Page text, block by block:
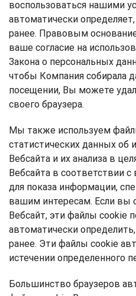
воспользоваться нашими
автоматически
ранее. Правовым
ваше согласие на
Закона о персональных
чтобы Компания собирала
посещении, Вы можете
своего браузера.
Мы также используем
статистических данных об
Вебсайта и их анализа в
Вебсайта в соответствии
для показа информации,
вашим интересам. Если вы
Вебсайт, эти файлы cookie
автоматически
ранее. Эти файлы cookie
истечении определенного
Большинство браузеров